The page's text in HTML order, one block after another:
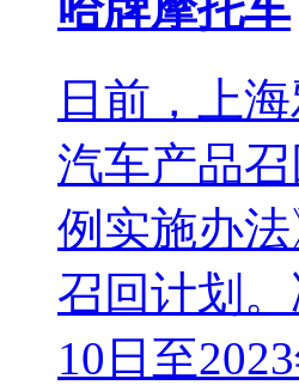
日前，上
汽车产品
例实施办
召回计划
10日至